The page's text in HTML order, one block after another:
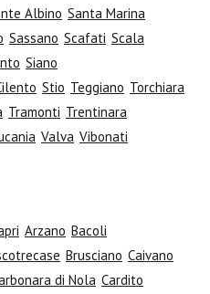
Albino Santa Marina
Sassano Scafati Scala
Siano
Stio Teggiano Torchiara
Tramonti Trentinara
Valva Vibonati
Arzano Bacoli
Brusciano Caivano
di Nola Cardito